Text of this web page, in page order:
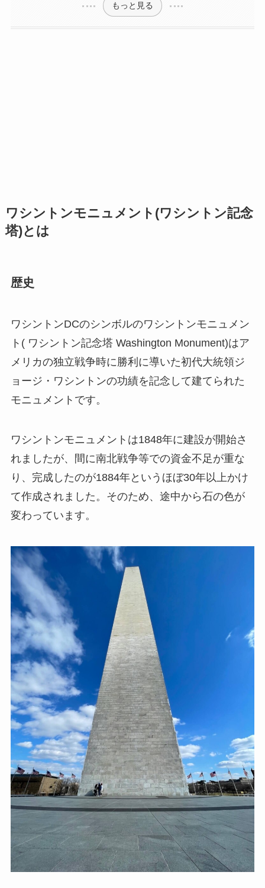
もっと見る
ワシントンモニュメント(ワシントン記念
塔)とは
歴史
ワシントンDCのシンボルのワシントンモニュメン
ト( ワシントン記念塔 Washington Monument)はア
メリカの独立戦争時に勝利に導いた初代大統領ジ
ョージ・ワシントンの功績を記念して建てられた
モニュメントです。
ワシントンモニュメントは1848年に建設が開始さ
れましたが、間に南北戦争等での資金不足が重な
り、完成したのが1884年というほぼ30年以上かけ
て作成されました。そのため、途中から石の色が
変わっています。